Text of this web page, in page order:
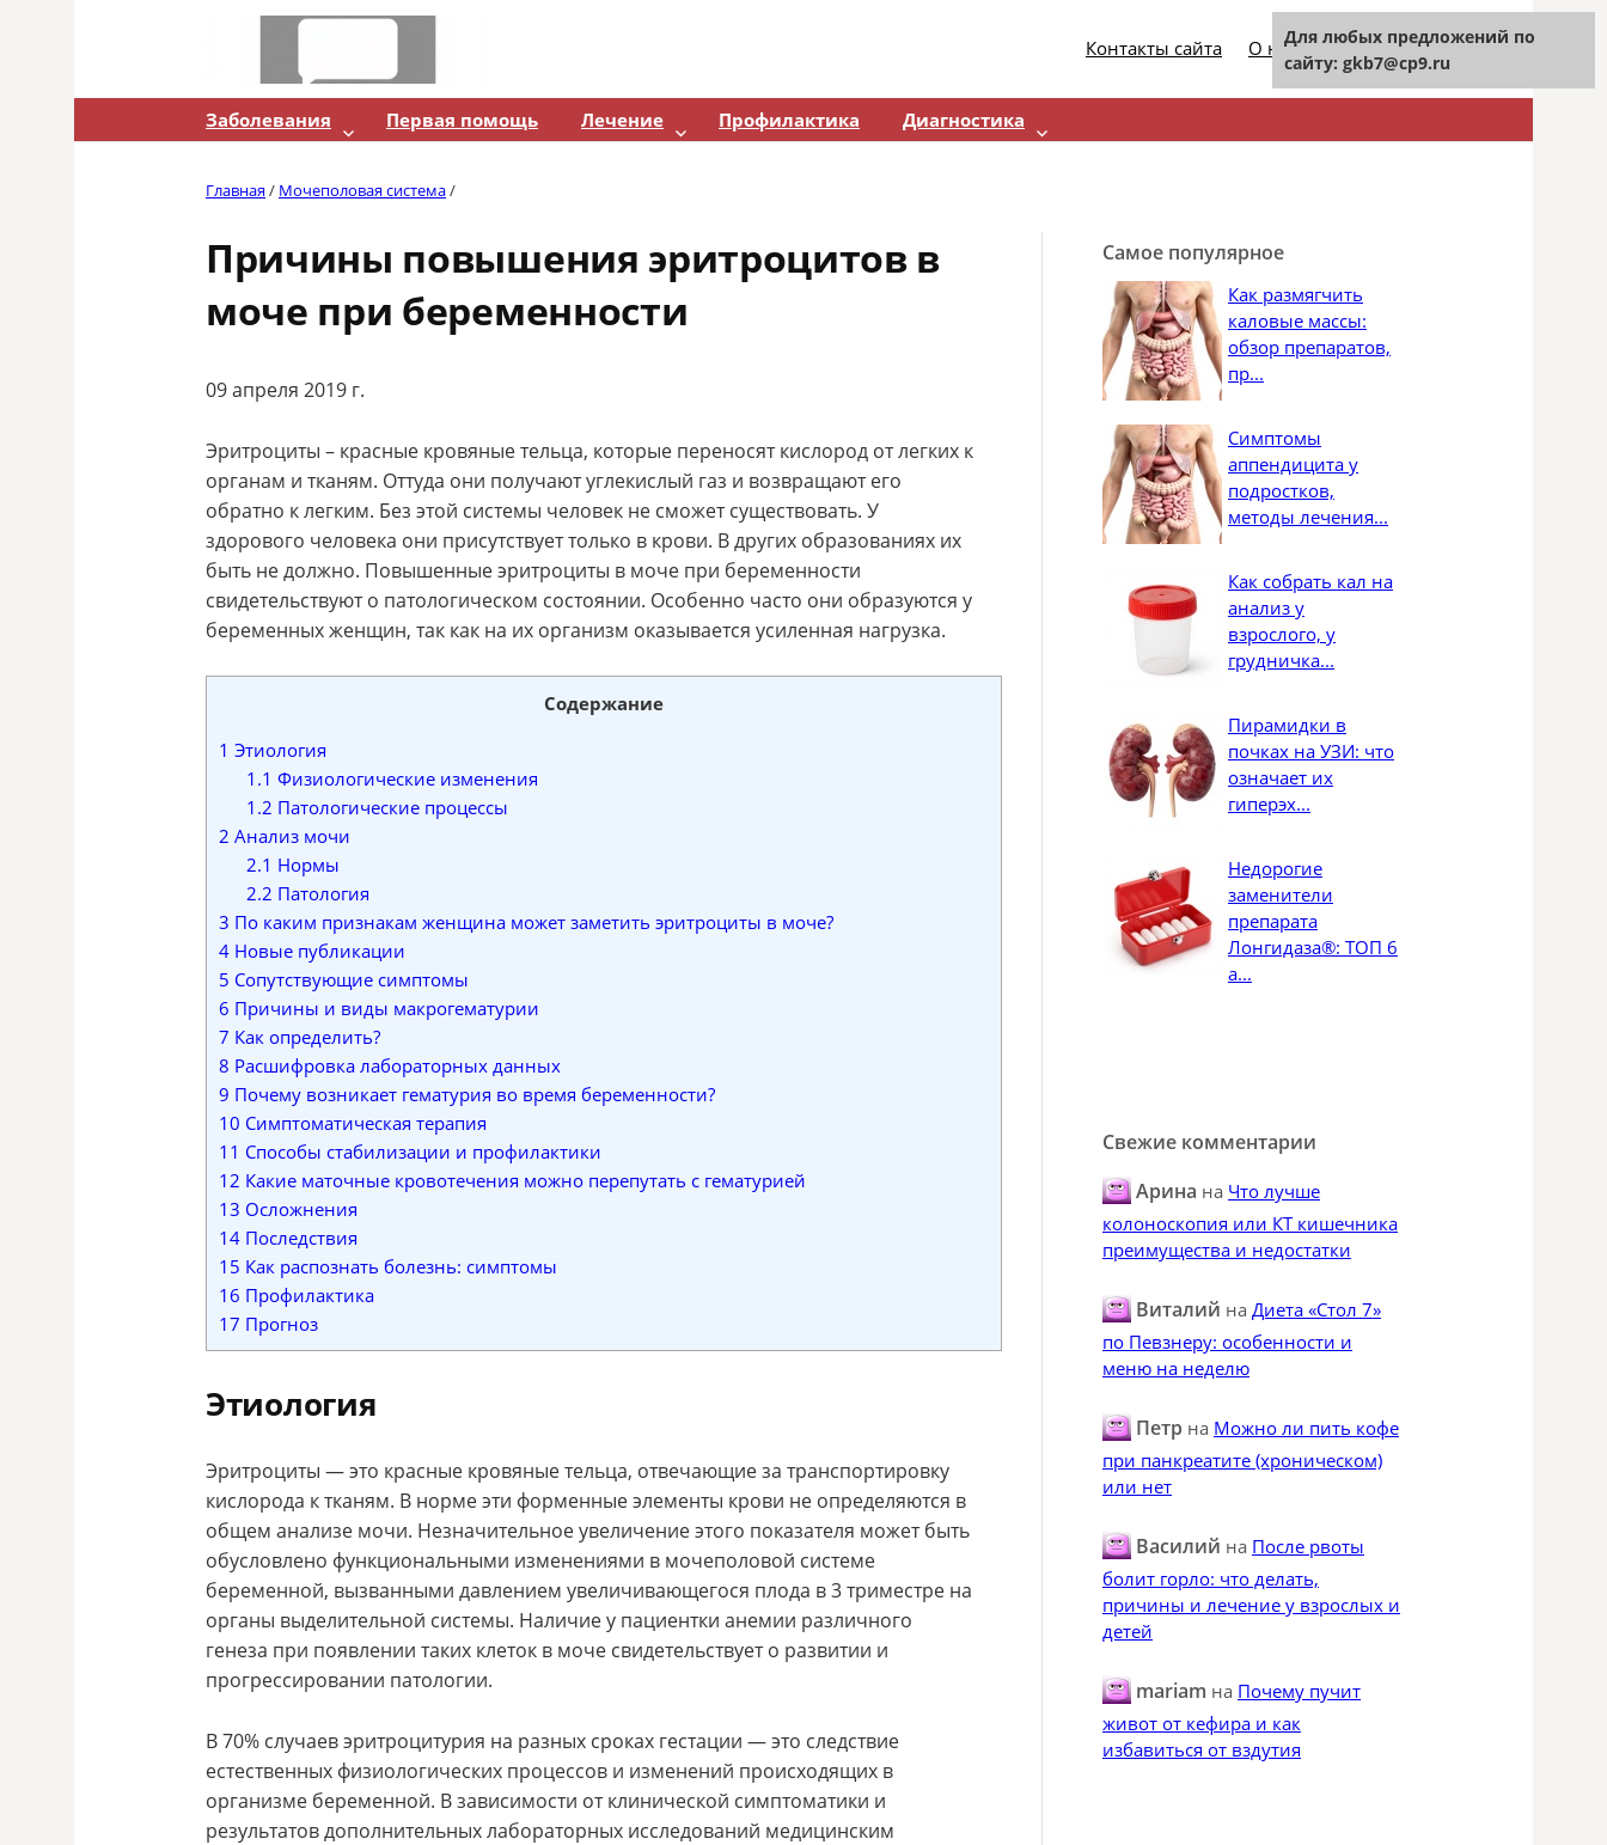
Контакты сайта О нашем проекте
Заболевания Первая помощь Лечение Профилактика Диагностика
Главная/ Мочеполовая система/
Причины повышения эритроцитов в
моче при беременности
09 апреля 2019 г.
Эритроциты – красные кровяные тельца, которые переносят кислород от легких к
органам и тканям. Оттуда они получают углекислый газ и возвращают его
обратно к легким. Без этой системы человек не сможет существовать. У
здорового человека они присутствует только в крови. В других образованиях их
быть не должно. Повышенные эритроциты в моче при беременности
свидетельствуют о патологическом состоянии. Особенно часто они образуются у
беременных женщин, так как на их организм оказывается усиленная нагрузка.
Содержание
1 Этиология
1.1 Физиологические изменения
1.2 Патологические процессы
2 Анализ мочи
2.1 Нормы
2.2 Патология
3 По каким признакам женщина может заметить эритроциты в моче?
4 Новые публикации
5 Сопутствующие симптомы
6 Причины и виды макрогематурии
7 Как определить?
8 Расшифровка лабораторных данных
9 Почему возникает гематурия во время беременности?
10 Симптоматическая терапия
11 Способы стабилизации и профилактики
12 Какие маточные кровотечения можно перепутать с гематурией
13 Осложнения
14 Последствия
15 Как распознать болезнь: симптомы
16 Профилактика
17 Прогноз
Этиология
Эритроциты — это красные кровяные тельца, отвечающие за транспортировку
кислорода к тканям. В норме эти форменные элементы крови не определяются в
общем анализе мочи. Незначительное увеличение этого показателя может быть
обусловлено функциональными изменениями в мочеполовой системе
беременной, вызванными давлением увеличивающегося плода в 3 триместре на
органы выделительной системы. Наличие у пациентки анемии различного
генеза при появлении таких клеток в моче свидетельствует о развитии и
прогрессировании патологии.
В 70% случаев эритроцитурия на разных сроках гестации — это следствие
естественных физиологических процессов и изменений происходящих в
организме беременной. В зависимости от клинической симптоматики и
результатов дополнительных лабораторных исследований медицинским
Самое популярное
Как размягчить
каловые массы:
обзор препаратов,
пр...
Симптомы
аппендицита у
подростков,
методы лечения...
Как собрать кал на
анализ у
взрослого, у
грудничка...
Пирамидки в
почках на УЗИ: что
означает их
гиперэх...
Недорогие
заменители
препарата
Лонгидаза®: ТОП 6
а...
Свежие комментарии
Арина на Что лучше
колоноскопия или КТ кишечника
преимущества и недостатки
Виталий на Диета «Стол 7»
по Певзнеру: особенности и
меню на неделю
Петр на Можно ли пить кофе
при панкреатите (хроническом)
или нет
Василий на После рвоты
болит горло: что делать,
причины и лечение у взрослых и
детей
mariam на Почему пучит
живот от кефира и как
избавиться от вздутия
Для любых предложений по
сайту: gkb7@cp9.ru